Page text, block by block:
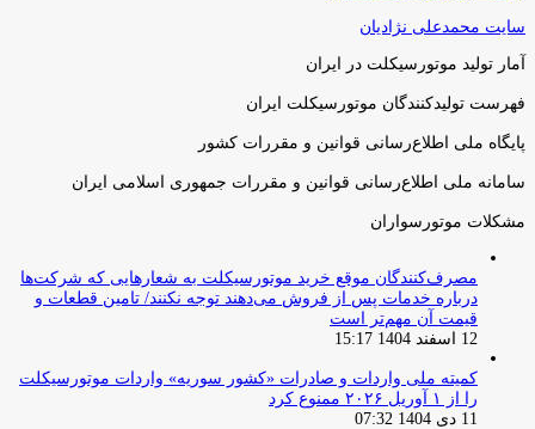
سایت محمدعلی نژادیان
آمار تولید موتورسیکلت در ایران
فهرست تولیدکنندگان موتورسیکلت ایران
پایگاه ملی اطلاع‌رسانی قوانین و مقررات کشور
سامانه ملی اطلاع‌رسانی قوانین و مقررات جمهوری اسلامی ایران
مشکلات موتورسواران
مصرف‌کنندگان موقع خرید موتورسیکلت به شعارهایی که شرکت‌ها
درباره خدمات پس از فروش می‌دهند توجه نکنند/ تامین قطعات و
قیمت آن مهم‌تر است
12 اسفند 1404 15:17
کمیته ملی واردات و صادرات «کشور سوریه» واردات موتورسیکلت
را از ۱ آوریل ۲۰۲۶ ممنوع کرد
11 دی 1404 07:32